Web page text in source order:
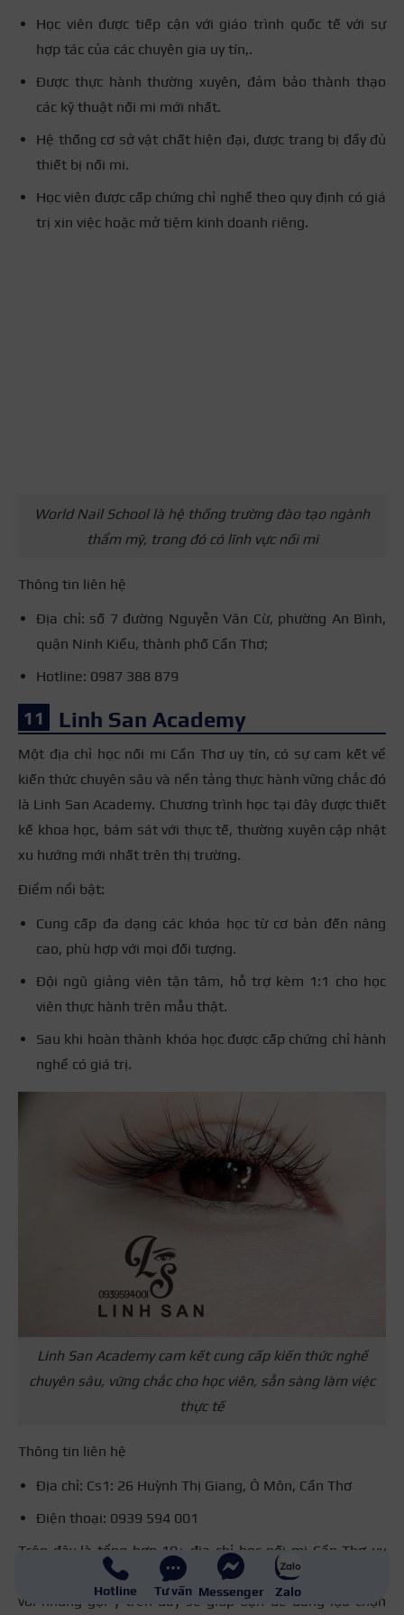
Học viên được tiếp cận với giáo trình quốc tế với sự
hợp tác của các chuyên gia uy tín,.
Được thực hành thường xuyên, đảm bảo thành thạo
các kỹ thuật nối mi mới nhất.
Hệ thống cơ sở vật chất hiện đại, được trang bị đầy đủ
thiết bị nối mi.
Học viên được cấp chứng chỉ nghề theo quy định có giá
trị xin việc hoặc mở tiệm kinh doanh riêng.
World Nail School là hệ thống trường đào tạo ngành
thẩm mỹ, trong đó có lĩnh vực nối mi
Thông tin liên hệ
Địa chỉ: số 7 đường Nguyễn Văn Cừ, phường An Bình,
quận Ninh Kiều, thành phố Cần Thơ;
Hotline: 0987 388 879
Linh San Academy
Một địa chỉ học nối mi Cần Thơ uy tín, có sự cam kết về
kiến thức chuyên sâu và nền tảng thực hành vững chắc đó
là Linh San Academy. Chương trình học tại đây được thiết
kế khoa học, bám sát với thực tế, thường xuyên cập nhật
xu hướng mới nhất trên thị trường.
Điểm nổi bật:
Cung cấp đa dạng các khóa học từ cơ bản đến nâng
cao, phù hợp với mọi đối tượng.
Đội ngũ giảng viên tận tâm, hỗ trợ kèm 1:1 cho học
viên thực hành trên mẫu thật.
Sau khi hoàn thành khóa học được cấp chứng chỉ hành
nghề có giá trị.
Linh San Academy cam kết cung cấp kiến thức nghề
chuyên sâu, vững chắc cho học viên, sẵn sàng làm việc
thực tế
Thông tin liên hệ
Địa chỉ: Cs1: 26 Huỳnh Thị Giang, Ô Môn, Cần Thơ
Điện thoại: 0939 594 001
Trên đây là tổng hợp 10+ địa chỉ học nối mi Cần Thơ uy
tín, chuyên nghiệp được đánh giá cao hiện nay. Hy vọng
với những gợi ý trên đây sẽ giúp bạn dễ dàng lựa chọn
Hotline Tư vấn Messenger Zalo